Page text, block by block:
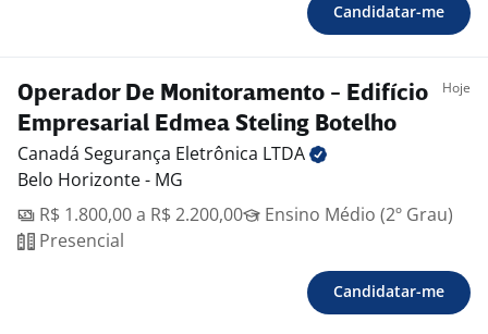
Candidatar-me
Operador De Monitoramento - Edifício
Empresarial Edmea Steling Botelho
Hoje
Canadá Segurança Eletrônica LTDA
Belo Horizonte - MG
R$ 1.800,00 a R$ 2.200,00
Ensino Médio (2º Grau)
Presencial
Candidatar-me